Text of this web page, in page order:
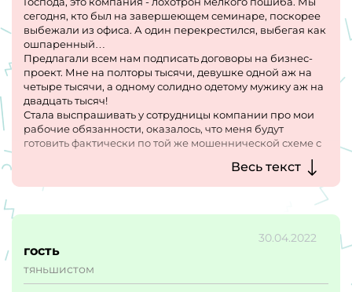
сегодня, кто был на завершеющем семинаре, поскорее
выбежали из офиса. А один перекрестился, выбегая как
ошпаренный…
Предлагали всем нам подписать договоры на бизнес-
проект. Мне на полторы тысячи, девушке одной аж на
четыре тысячи, а одному солидно одетому мужику аж на
двадцать тысяч!
Стала выспрашивать у сотрудницы компании про мои
рабочие обязанности, оказалось, что меня будут
готовить фактически по той же мошеннической схеме с
Я напишу на них заявление в милицию.
Представляю, сколько тысяч человек они уже
Весь текст
30.04.2022
гость
тяньшистом